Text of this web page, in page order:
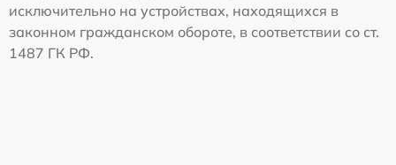
исключительно на устройствах, находящихся в
законном гражданском обороте, в соответствии со ст.
1487 ГК РФ.